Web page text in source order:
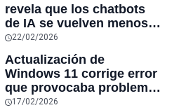
sensores únicos o
conexiones especiales a
hardware
revela que los chatbots
de IA se vuelven menos
confiables mientras más
tiempo hablas con ellos:
la falta de confiabilidad
sube un 112%
22/02/2026
Actualización de
Windows 11 corrige error
que provocaba problemas
al jugar en PC: los
17/02/2026